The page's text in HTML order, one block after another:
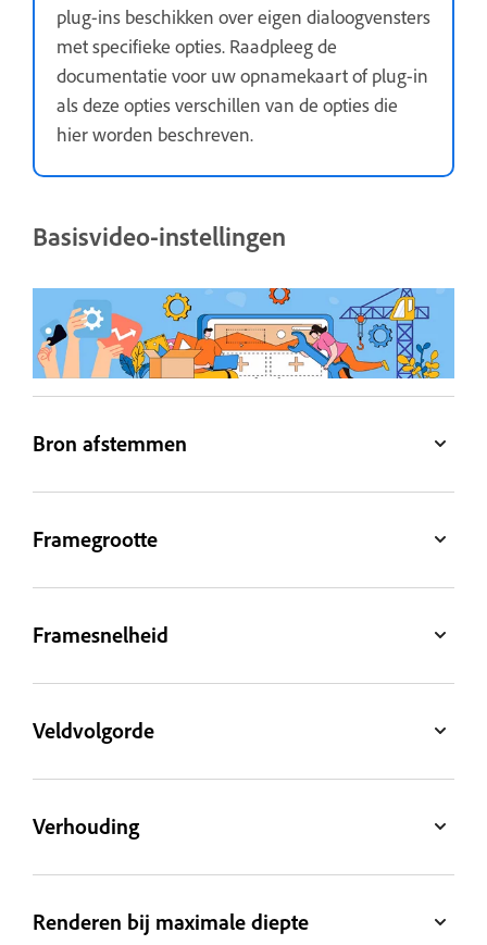
plug-ins beschikken over eigen dialoogvensters
met specifieke opties. Raadpleeg de
documentatie voor uw opnamekaart of plug-in
als deze opties verschillen van de opties die
hier worden beschreven.
Basisvideo-instellingen
Bron afstemmen
Framegrootte
Framesnelheid
Veldvolgorde
Verhouding
Renderen bij maximale diepte